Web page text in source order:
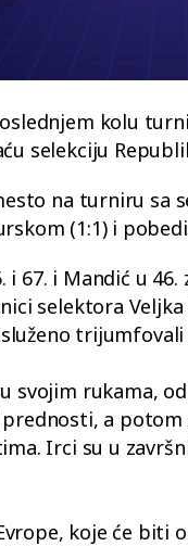
kolu
selekciju
na turniru sa
(1:1) i
i 67. i Mandić u
selektora
trijumfovali
svojim rukama,
a
Irci su u
koje će biti